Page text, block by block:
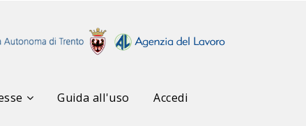
Guida all'uso Accedi